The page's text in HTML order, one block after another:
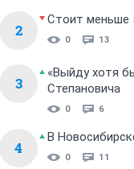
2
Стоит меньше
0 13
3
«Выйду хотя
Степановича
0 6
4
В
0 11